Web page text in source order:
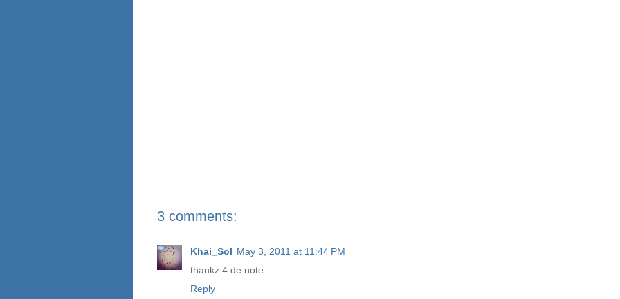
3 comments:
Khai_Sol May 3, 2011 at 11:44 PM
thankz 4 de note
Reply